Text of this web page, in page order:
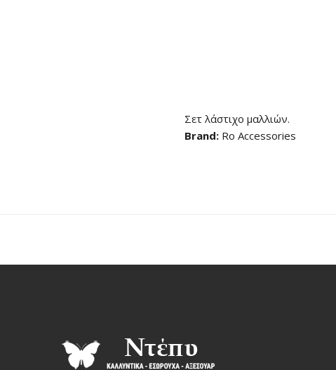
Σετ λάστιχο μαλλιών.
Brand:Ro Accessories